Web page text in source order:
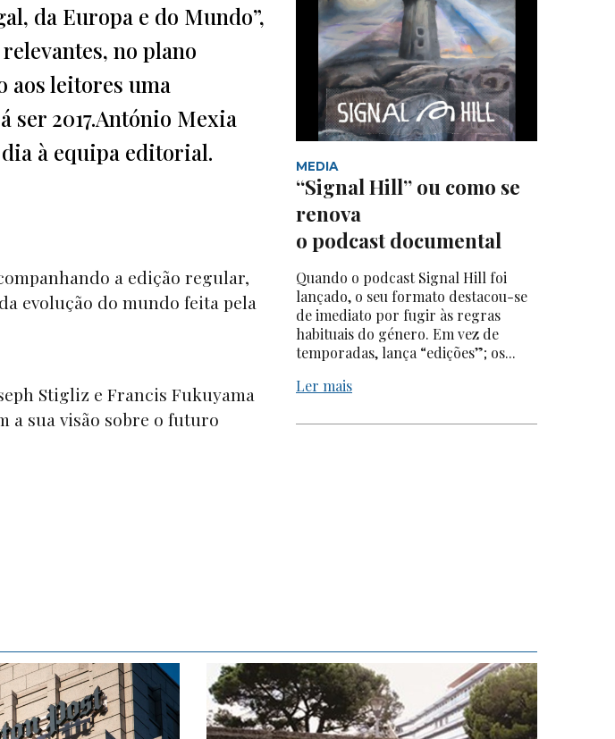
da Europa e do Mundo”,
no plano
aos leitores uma
ser 2017.António Mexia
à equipa editorial.
a edição regular,
evolução do mundo feita pela
Stigliz e Francis Fukuyama
a sua visão sobre o futuro
MEDIA
“Signal Hill” ou como se
renova
o podcast documental
Quando o podcast Signal Hill foi
lançado, o seu formato destacou-se
de imediato por fugir às regras
habituais do género. Em vez de
temporadas, lança “edições”; os...
Ler mais